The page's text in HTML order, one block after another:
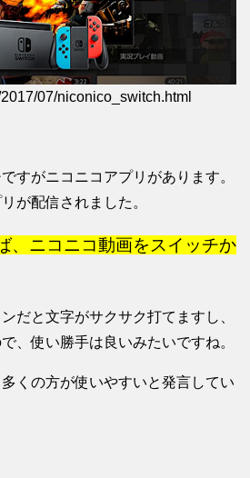
07/niconico_switch.html
すがニコニコアプリがあります。
が配信されました。
、ニコニコ動画をスイッチか
だと文字がサクサク打てますし、
、使い勝手は良いみたいですね。
くの方が使いやすいと発言してい